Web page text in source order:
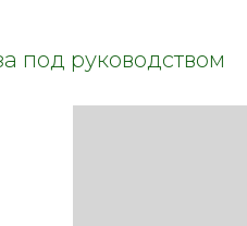
под руководством